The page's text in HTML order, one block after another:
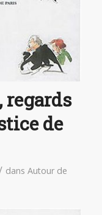
regards
de
dans Autour de